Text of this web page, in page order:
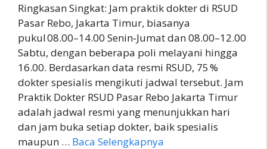
Ringkasan Singkat: Jam praktik dokter di RSUD
Pasar Rebo, Jakarta Timur, biasanya
pukul 08.00–14.00 Senin‑Jumat dan 08.00–12.00
Sabtu, dengan beberapa poli melayani hingga
16.00. Berdasarkan data resmi RSUD, 75 %
dokter spesialis mengikuti jadwal tersebut. Jam
Praktik Dokter RSUD Pasar Rebo Jakarta Timur
adalah jadwal resmi yang menunjukkan hari
dan jam buka setiap dokter, baik spesialis
maupun … Baca Selengkapnya